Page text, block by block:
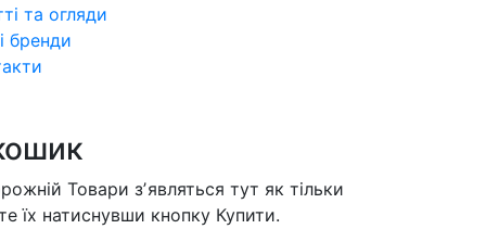
та огляди
бренди
Товари зʼявляться тут як тільки
їх натиснувши кнопку Купити.